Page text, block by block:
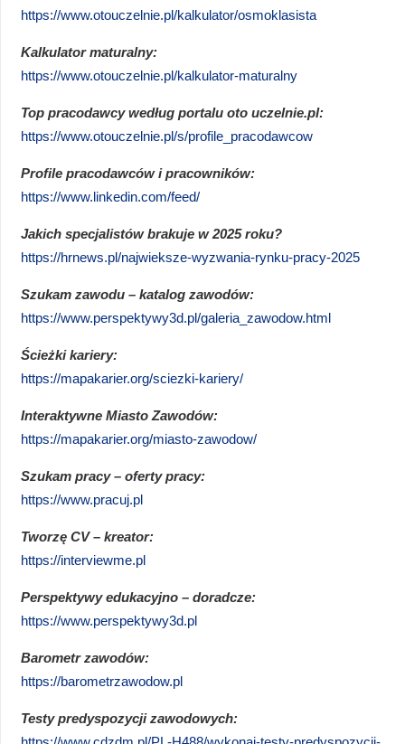
https://www.otouczelnie.pl/kalkulator/osmoklasista
Kalkulator maturalny:
https://www.otouczelnie.pl/kalkulator-maturalny
Top pracodawcy według portalu oto uczelnie.pl:
https://www.otouczelnie.pl/s/profile_pracodawcow
Profile pracodawców i pracowników:
https://www.linkedin.com/feed/
Jakich specjalistów brakuje w 2025 roku?
https://hrnews.pl/najwieksze-wyzwania-rynku-pracy-2025
Szukam zawodu – katalog zawodów:
https://www.perspektywy3d.pl/galeria_zawodow.html
Ścieżki kariery:
https://mapakarier.org/sciezki-kariery/
Interaktywne Miasto Zawodów:
https://mapakarier.org/miasto-zawodow/
Szukam pracy – oferty pracy:
https://www.pracuj.pl
Tworzę CV – kreator:
https://interviewme.pl
Perspektywy edukacyjno – doradcze:
https://www.perspektywy3d.pl
Barometr zawodów:
https://barometrzawodow.pl
Testy predyspozycji zawodowych: